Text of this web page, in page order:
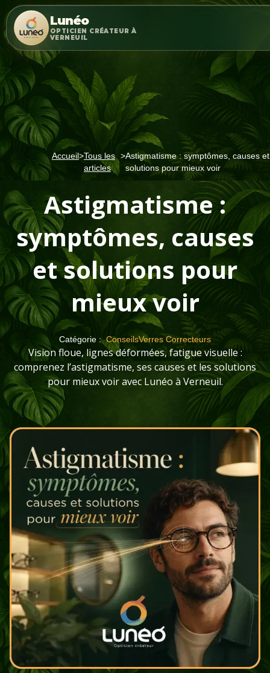
Lunéo
OPTICIEN CRÉATEUR À
VERNEUIL
Accueil>Tous les
articles
>Astigmatisme : symptômes, causes et
solutions pour mieux voir
Astigmatisme :
symptômes, causes
et solutions pour
mieux voir
Catégorie :ConseilsVerres Correcteurs
Vision floue, lignes déformées, fatigue visuelle :
comprenez l’astigmatisme, ses causes et les solutions
pour mieux voir avec Lunéo à Verneuil.